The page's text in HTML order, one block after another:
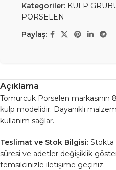
Kategoriler: KULP
PORSELEN
Paylaş:
Açıklama
Tomurcuk Porselen markasının
kulp modelidir. Dayanıklı
kullanım sağlar.
Teslimat ve Stok Bilgisi: Stokta
süresi ve adetler değişiklik
temsilcinizle iletişime geçiniz.